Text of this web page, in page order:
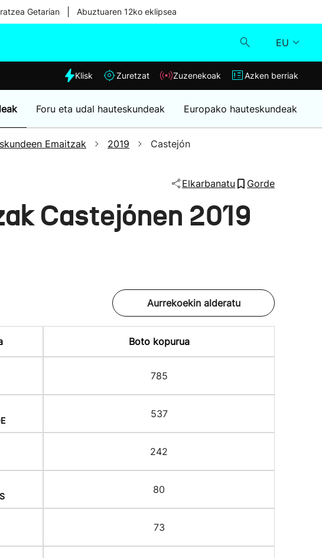
Getarian Abuztuaren 12ko eklipsea
EU
Eguraldia
Klisk
Zuzenekoak
Azken berriak
Klisk Zuretzat Zuzenekoak Azken berriak
Foru eta udal hauteskundeak Europako hauteskundeak
Emaitzak 2019 Castejón
Elkarbanatu Gorde
Castejónen 2019
Aurrekoekin alderatu
Boto kopurua
785
537
242
80
73